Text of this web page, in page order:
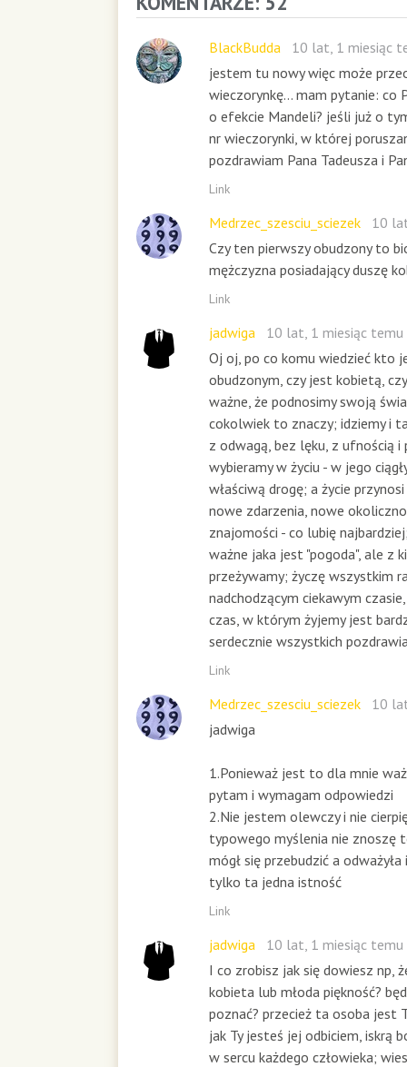
BlackBudda
10 lat, 1 miesiąc
jestem tu nowy więc może
wieczorynkę... mam pytanie: co
o efekcie Mandeli? jeśli już o
nr wieczorynki, w której
pozdrawiam Pana Tadeusza i
Link
Medrzec_szesciu_sciezek
10
Czy ten pierwszy obudzony to
mężczyzna posiadający duszę
Link
jadwiga
10 lat, 1 miesiąc temu
Oj oj, po co komu wiedzieć kto
obudzonym, czy jest kobietą,
ważne, że podnosimy swoją
cokolwiek to znaczy; idziemy i
z odwagą, bez lęku, z ufnością i
wybieramy w życiu - w jego
właściwą drogę; a życie
nowe zdarzenia, nowe
znajomości - co lubię
ważne jaka jest "pogoda", ale z
przeżywamy; życzę wszystkim
nadchodzącym ciekawym
czas, w którym żyjemy jest
serdecznie wszystkich
Link
Medrzec_szesciu_sciezek
10
jadwiga
1.Ponieważ jest to dla mnie
pytam i wymagam odpowiedzi
2.Nie jestem olewczy i nie
typowego myślenia nie znoszę
mógł się przebudzić a odważyła
tylko ta jedna istność
Link
jadwiga
10 lat, 1 miesiąc temu
I co zrobisz jak się dowiesz np,
kobieta lub młoda piękność?
poznać? przecież ta osoba jest
jak Ty jesteś jej odbiciem, iskrą
w sercu każdego człowieka;